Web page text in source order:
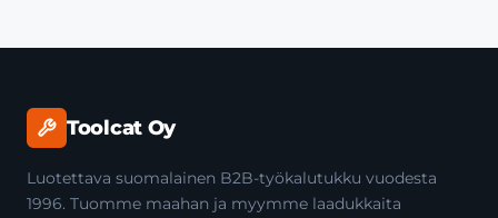
Toolcat Oy
Luotettava suomalainen B2B-työkalutukku vuodesta
1996. Tuomme maahan ja myymme laadukkaita